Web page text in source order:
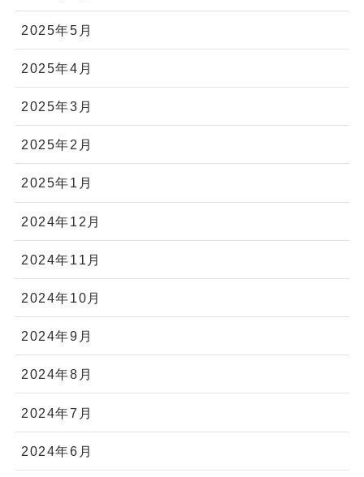
2025年5月
2025年4月
2025年3月
2025年2月
2025年1月
2024年12月
2024年11月
2024年10月
2024年9月
2024年8月
2024年7月
2024年6月